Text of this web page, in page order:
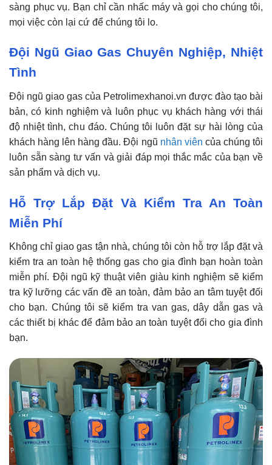
sàng phục vụ. Bạn chỉ cần nhấc máy và gọi cho chúng tôi,
mọi việc còn lại cứ để chúng tôi lo.
Đội Ngũ Giao Gas Chuyên Nghiệp, Nhiệt
Tình
Đội ngũ giao gas của Petrolimexhanoi.vn được đào tạo bài
bản, có kinh nghiệm và luôn phục vụ khách hàng với thái
độ nhiệt tình, chu đáo. Chúng tôi luôn đặt sự hài lòng của
khách hàng lên hàng đầu. Đội ngũ nhân viên của chúng tôi
luôn sẵn sàng tư vấn và giải đáp mọi thắc mắc của bạn về
sản phẩm và dịch vụ.
Hỗ Trợ Lắp Đặt Và Kiểm Tra An Toàn
Miễn Phí
Không chỉ giao gas tận nhà, chúng tôi còn hỗ trợ lắp đặt và
kiểm tra an toàn hệ thống gas cho gia đình bạn hoàn toàn
miễn phí. Đội ngũ kỹ thuật viên giàu kinh nghiệm sẽ kiểm
tra kỹ lưỡng các vấn đề an toàn, đảm bảo an tâm tuyệt đối
cho bạn. Chúng tôi sẽ kiểm tra van gas, dây dẫn gas và
các thiết bị khác để đảm bảo an toàn tuyệt đối cho gia đình
bạn.